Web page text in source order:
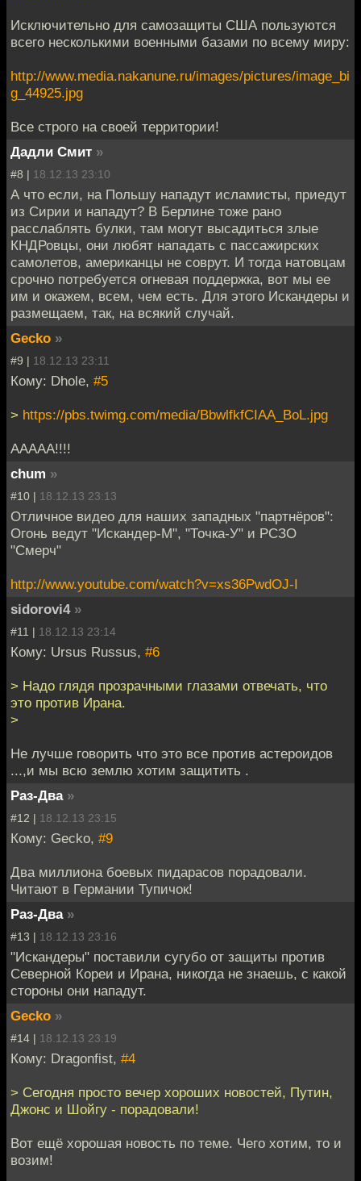
Исключительно для самозащиты США пользуются
всего несколькими военными базами по всему миру:
http://www.media.nakanune.ru/images/pictures/image_bi
g_44925.jpg
Все строго на своей территории!
Дадли Смит »
#8 | 18.12.13 23:10
А что если, на Польшу нападут исламисты, приедут
из Сирии и нападут? В Берлине тоже рано
расслаблять булки, там могут высадиться злые
КНДРовцы, они любят нападать с пассажирских
самолетов, американцы не соврут. И тогда натовцам
срочно потребуется огневая поддержка, вот мы ее
им и окажем, всем, чем есть. Для этого Искандеры и
размещаем, так, на всякий случай.
Gecko »
#9 | 18.12.13 23:11
Кому: Dhole, #5
> https://pbs.twimg.com/media/BbwlfkfCIAA_BoL.jpg
ААААА!!!!
chum »
#10 | 18.12.13 23:13
Отличное видео для наших западных "партнёров":
Огонь ведут "Искандер-М", "Точка-У" и РСЗО
"Смерч"
http://www.youtube.com/watch?v=xs36PwdOJ-I
sidorovi4 »
#11 | 18.12.13 23:14
Кому: Ursus Russus, #6
> Надо глядя прозрачными глазами отвечать, что
это против Ирана.
>
Не лучше говорить что это все против астероидов
...,и мы всю землю хотим защитить .
Раз-Два »
#12 | 18.12.13 23:15
Кому: Gecko, #9
Два миллиона боевых пидарасов порадовали.
Читают в Германии Тупичок!
Раз-Два »
#13 | 18.12.13 23:16
"Искандеры" поставили сугубо от защиты против
Северной Кореи и Ирана, никогда не знаешь, с какой
стороны они нападут.
Gecko »
#14 | 18.12.13 23:19
Кому: Dragonfist, #4
> Сегодня просто вечер хороших новостей, Путин,
Джонс и Шойгу - порадовали!
Вот ещё хорошая новость по теме. Чего хотим, то и
возим!